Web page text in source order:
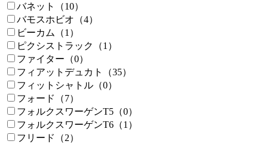
バネット（10）
バモスホビオ（4）
ビーカム（1）
ピクシストラック（1）
ファイター（0）
フィアットデュカト（35）
フィットシャトル（0）
フォード（7）
フォルクスワーゲンT5（0）
フォルクスワーゲンT6（1）
フリード（2）